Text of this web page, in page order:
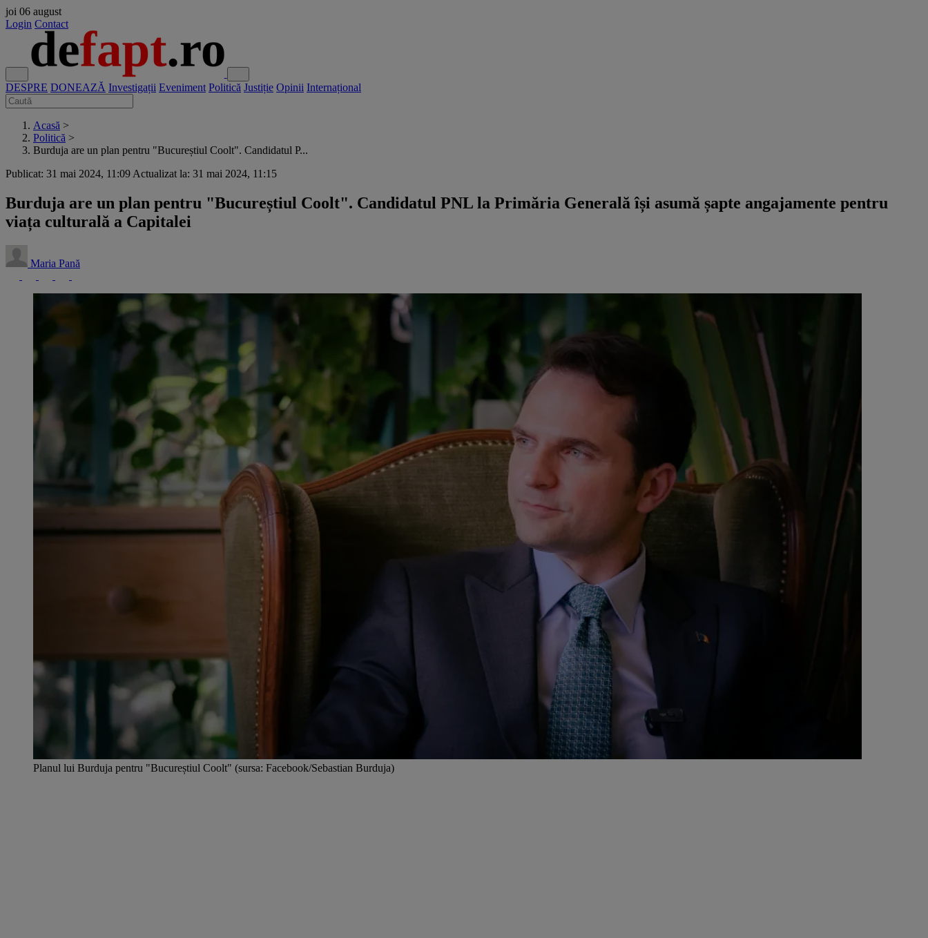
joi 06 august
Login Contact
DESPRE DONEAZĂ Investigații Eveniment Politică Justiție Opinii Internațional
Acasă >
Politică >
Burduja are un plan pentru "Bucureștiul Coolt". Candidatul P...
Publicat: 31 mai 2024, 11:09 Actualizat la: 31 mai 2024, 11:15
Burduja are un plan pentru "Bucureștiul Coolt". Candidatul PNL la Primăria Generală își asumă șapte angajamente pentru
viața culturală a Capitalei
Maria Pană
Planul lui Burduja pentru "Bucureștiul Coolt" (sursa: Facebook/Sebastian Burduja)